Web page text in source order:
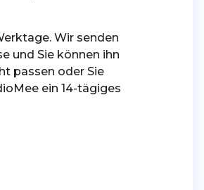
Wir senden
und Sie können ihn
passen oder Sie
ein 14-tägiges